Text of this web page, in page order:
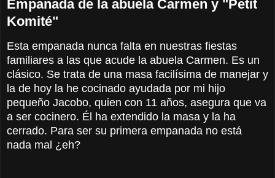
Empanada de la abuela Carmen y "Petit
Komité"
Esta empanada nunca falta en nuestras fiestas
familiares a las que acude la abuela Carmen. Es un
clásico. Se trata de una masa facilísima de manejar y
la de hoy la he cocinado ayudada por mi hijo
pequeño Jacobo, quien con 11 años, asegura que va
a ser cocinero. Él ha extendido la masa y la ha
cerrado. Para ser su primera empanada no está
nada mal ¿eh?